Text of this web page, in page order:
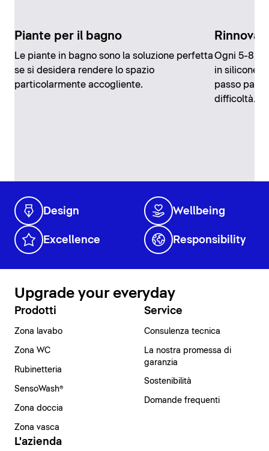
Piante per il bagno
Le piante in bagno sono la soluzione perfetta
se si desidera rendere lo spazio
particolarmente accogliente.
Ogni 5-8
in silicone
passo
difficoltà.
Design Wellbeing
Excellence Responsibility
Upgrade your everyday
Prodotti
Zona lavabo
Zona WC
Rubinetteria
SensoWash®
Zona doccia
Zona vasca
Service
Consulenza tecnica
La nostra promessa di
garanzia
Sostenibilità
Domande frequenti
L'azienda